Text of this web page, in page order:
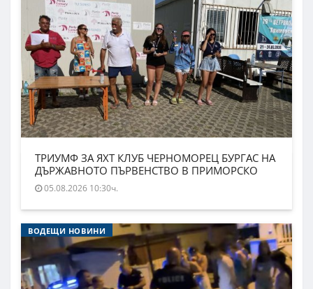
ТРИУМФ ЗА ЯХТ КЛУБ ЧЕРНОМОРЕЦ БУРГАС НА
ДЪРЖАВНОТО ПЪРВЕНСТВО В ПРИМОРСКО
05.08.2026 10:30ч.
ВОДЕЩИ НОВИНИ